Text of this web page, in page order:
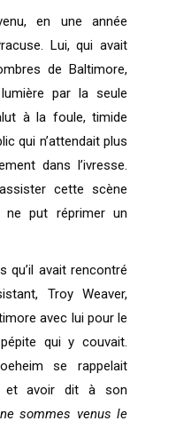
en une année
Lui, qui avait
de Baltimore,
par la seule
à la foule, timide
qui n’attendait plus
dans l’ivresse.
cette scène
ne put réprimer un
qu’il avait rencontré
Troy Weaver,
avec lui pour le
qui y couvait.
se rappelait
et avoir dit à son
sommes venus le